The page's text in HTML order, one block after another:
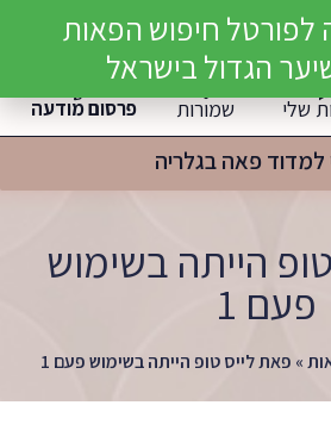
שלי שמורות פרסום מודעה
למדוד פאה בגלריה
הייתה בשימוש
פעם 1
» פאת לייס טופ הייתה בשימוש פעם 1
לפורטל חיפוש הפאות
הגדול בישראל